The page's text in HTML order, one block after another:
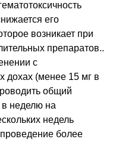
его
возникает при
препаратов..
с
дохах (менее 15 мг в
общий
в неделю на
недель
более